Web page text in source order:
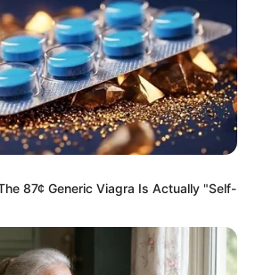
7 Days With This Simple Trick!
87¢ Generic Viagra Is Actually "Self-